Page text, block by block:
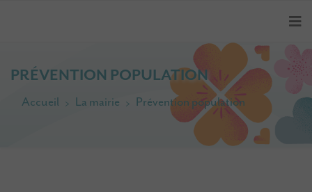
PRÉVENTION POPULATION
Accueil La mairie Prévention population